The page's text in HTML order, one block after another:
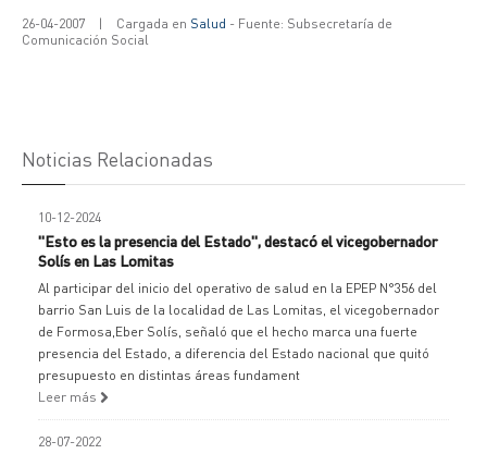
26-04-2007 | Cargada en Salud - Fuente: Subsecretaría de
Comunicación Social
Noticias Relacionadas
10-12-2024
"Esto es la presencia del Estado", destacó el vicegobernador
Solís en Las Lomitas
Al participar del inicio del operativo de salud en la EPEP N°356 del
barrio San Luis de la localidad de Las Lomitas, el vicegobernador
de Formosa,Eber Solís, señaló que el hecho marca una fuerte
presencia del Estado, a diferencia del Estado nacional que quitó
presupuesto en distintas áreas fundament
Leer más
28-07-2022